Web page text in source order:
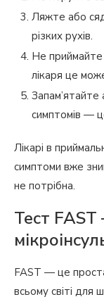
Ляжте або
різких рухів.
Не приймайте
лікаря це
симптомів —
Лікарі в
симптоми вже
не потрібна.
Тест
FAST — це
всьому світі для